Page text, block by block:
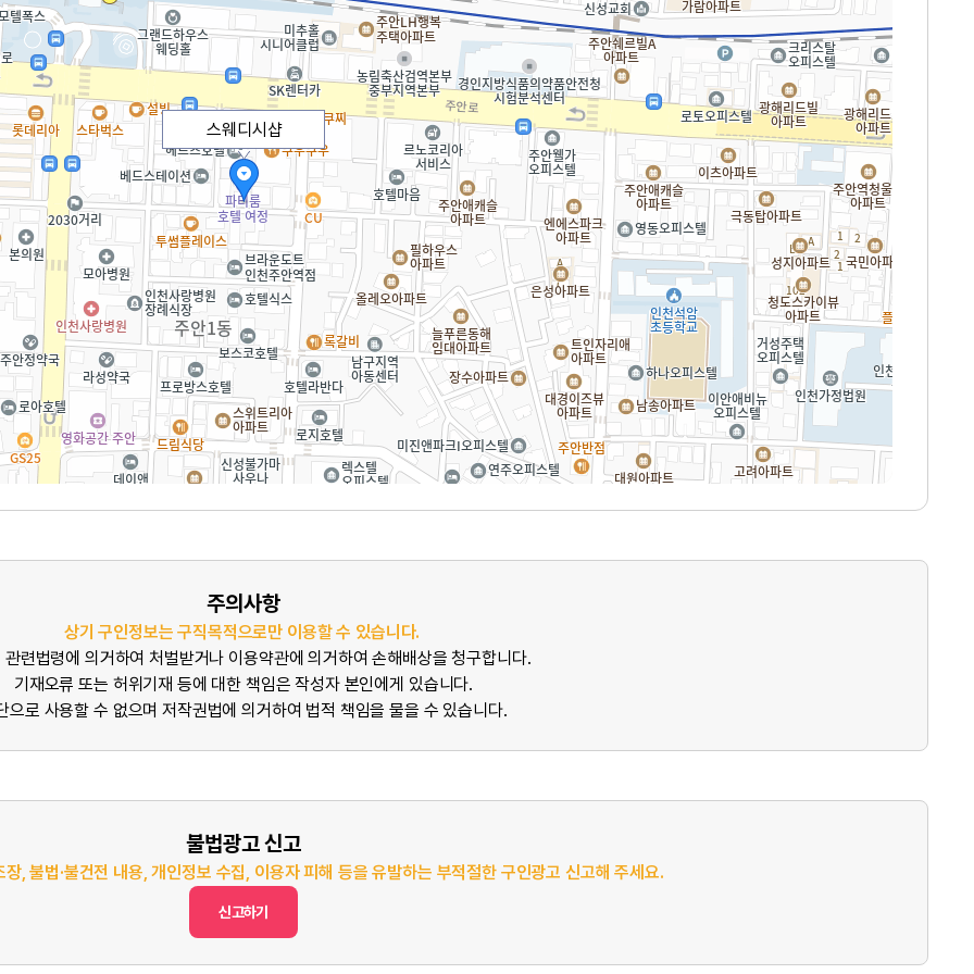
스웨디시샵
주의사항
상기 구인정보는 구직목적으로만 이용할 수 있습니다.
관련법령에 의거하여 처벌받거나 이용약관에 의거하여 손해배상을 청구합니다.
기재오류 또는 허위기재 등에 대한 책임은 작성자 본인에게 있습니다.
으로 사용할 수 없으며 저작권법에 의거하여 법적 책임을 물을 수 있습니다.
불법광고 신고
장, 불법·불건전 내용, 개인정보 수집, 이용자 피해 등을 유발하는 부적절한 구인광고 신고해 주세요.
신고하기